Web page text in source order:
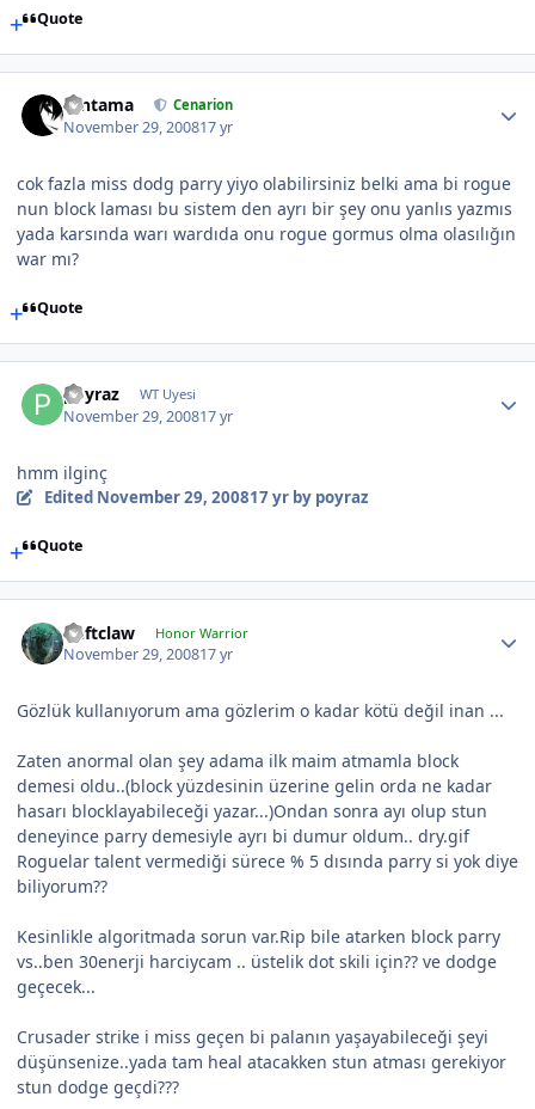
Quote
Gintama Cenarion
November 29, 200817 yr
cok fazla miss dodg parry yiyo olabilirsiniz belki ama bi rogue
nun block laması bu sistem den ayrı bir şey onu yanlıs yazmıs
yada karsında warı wardıda onu rogue gormus olma olasılığın
war mı?
Quote
poyraz WT Uyesi
November 29, 200817 yr
hmm ilginç
Edited November 29, 200817 yrby poyraz
Quote
Deftclaw Honor Warrior
November 29, 200817 yr
Gözlük kullanıyorum ama gözlerim o kadar kötü değil inan ...
Zaten anormal olan şey adama ilk maim atmamla block
demesi oldu..(block yüzdesinin üzerine gelin orda ne kadar
hasarı blocklayabileceği yazar...)Ondan sonra ayı olup stun
deneyince parry demesiyle ayrı bi dumur oldum.. dry.gif
Roguelar talent vermediği sürece % 5 dısında parry si yok diye
biliyorum??
Kesinlikle algoritmada sorun var.Rip bile atarken block parry
vs..ben 30enerji harciycam .. üstelik dot skili için?? ve dodge
geçecek...
Crusader strike i miss geçen bi palanın yaşayabileceği şeyi
düşünsenize..yada tam heal atacakken stun atması gerekiyor
stun dodge geçdi???